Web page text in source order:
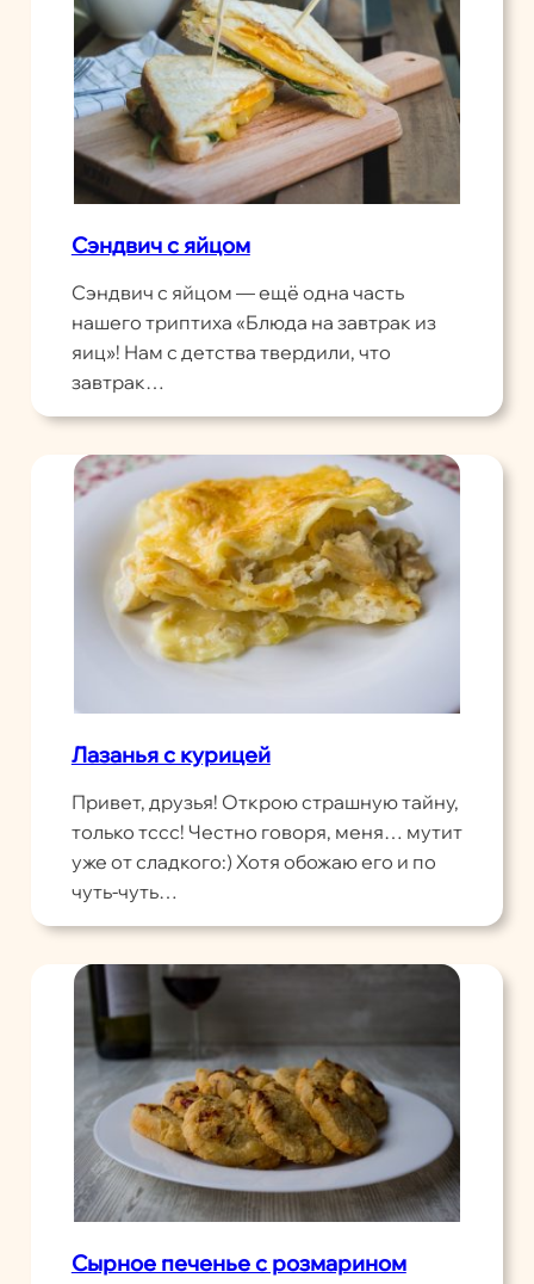
Сэндвич с яйцом
Сэндвич с яйцом — ещё одна часть
нашего триптиха «Блюда на завтрак из
яиц»! Нам с детства твердили, что
завтрак…
Лазанья с курицей
Привет, друзья! Открою страшную тайну,
только тссс! Честно говоря, меня… мутит
уже от сладкого:) Хотя обожаю его и по
чуть-чуть…
Сырное печенье с розмарином